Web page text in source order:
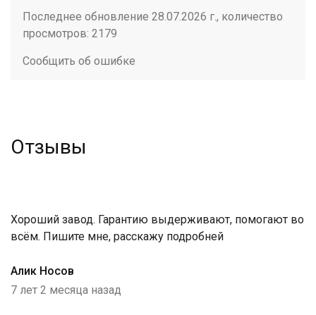
Последнее обновление 28.07.2026 г., количество
просмотров: 2179
Сообщить об ошибке
Отзывы
Хороший завод. Гарантию выдерживают, помогают во
всём. Пишите мне, расскажу подробней
Алик Носов
7 лет 2 месяца назад